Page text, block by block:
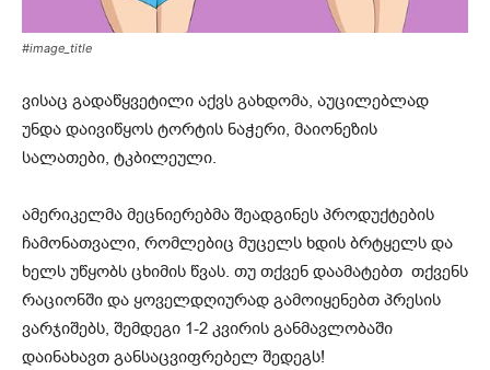
#image_title
ვისაც გადაწყვეტილი აქვს გახდომა, აუცილებლად
უნდა დაივიწყოს ტორტის ნაჭერი, მაიონეზის
სალათები, ტკბილეული.
ამერიკელმა მეცნიერებმა შეადგინეს პროდუქტების
ჩამონათვალი, რომლებიც მუცელს ხდის ბრტყელს და
ხელს უწყობს ცხიმის წვას. თუ თქვენ დაამატებთ თქვენს
რაციონში და ყოველდღიურად გამოიყენებთ პრესის
ვარჯიშებს, შემდეგი 1-2 კვირის განმავლობაში
დაინახავთ განსაცვიფრებელ შედეგს!